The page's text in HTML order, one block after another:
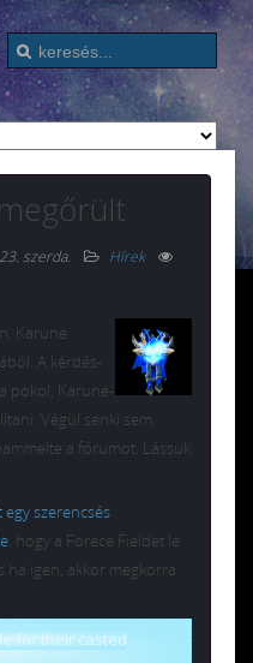
szerda.
Hírek
Karune
A kérdés-
pokol, Karune-
Végül senki sem
a fórumot. Lássuk
egy szerencsés
, hogy a Forece Fieldet le
ha igen, akkor megkorra
for their casted